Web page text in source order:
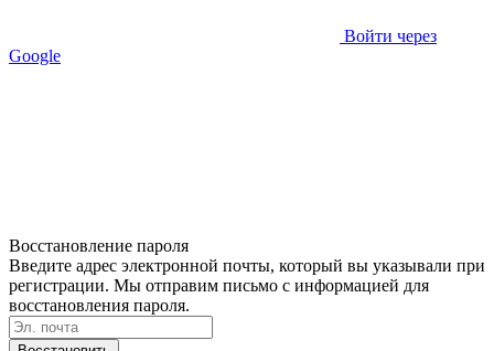
Войти через
Google
Восстановление пароля
Введите адрес электронной почты, который вы указывали при
регистрации. Мы отправим письмо с информацией для
восстановления пароля.